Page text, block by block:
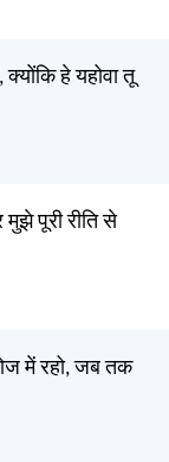
हे यहोवा तू
पूरी रीति से
में रहो, जब तक